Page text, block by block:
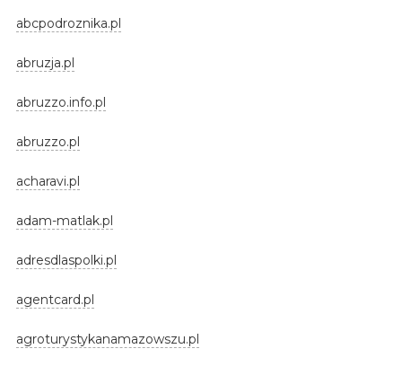
abcpodroznika.pl
abruzja.pl
abruzzo.info.pl
abruzzo.pl
acharavi.pl
adam-matlak.pl
adresdlaspolki.pl
agentcard.pl
agroturystykanamazowszu.pl